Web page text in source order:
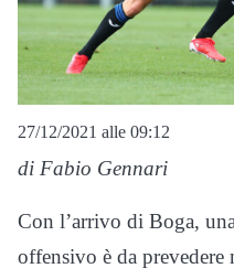
27/12/2021 alle 09:12
di Fabio Gennari
Con l’arrivo di Boga,
offensivo è da